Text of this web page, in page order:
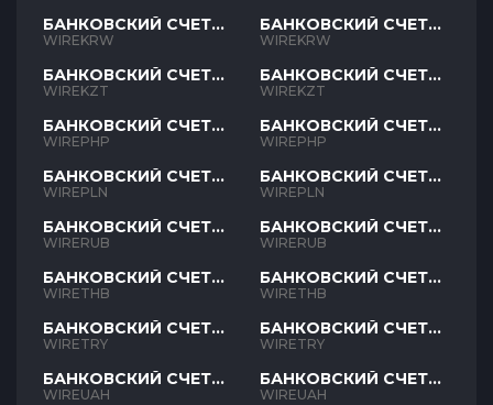
БАНКОВСКИЙ СЧЕТ
KRW
WIREKRW
БАНКОВСКИЙ СЧЕТ
KZT
WIREKZT
БАНКОВСКИЙ СЧЕТ
PHP
WIREPHP
БАНКОВСКИЙ СЧЕТ
PLN
WIREPLN
БАНКОВСКИЙ СЧЕТ
RUB
WIRERUB
БАНКОВСКИЙ СЧЕТ
THB
WIRETHB
БАНКОВСКИЙ СЧЕТ
TRY
WIRETRY
БАНКОВСКИЙ СЧЕТ
UAH
WIREUAH
БАНКОВСКИЙ СЧЕТ
KRW
WIREKRW
БАНКОВСКИЙ СЧЕТ
KZT
WIREKZT
БАНКОВСКИЙ СЧЕТ
PHP
WIREPHP
БАНКОВСКИЙ СЧЕТ
PLN
WIREPLN
БАНКОВСКИЙ СЧЕТ
RUB
WIRERUB
БАНКОВСКИЙ СЧЕТ
THB
WIRETHB
БАНКОВСКИЙ СЧЕТ
TRY
WIRETRY
БАНКОВСКИЙ СЧЕТ
UAH
WIREUAH